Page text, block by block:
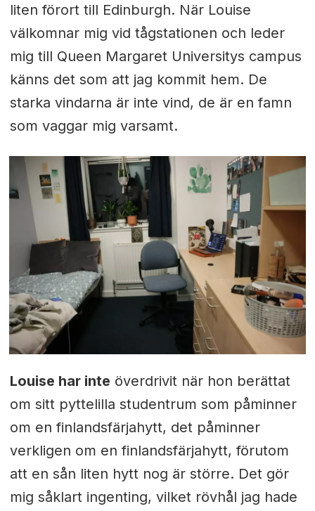
liten förort till Edinburgh. När Louise
välkomnar mig vid tågstationen och leder
mig till Queen Margaret Universitys campus
känns det som att jag kommit hem. De
starka vindarna är inte vind, de är en famn
som vaggar mig varsamt.
Louise har inte överdrivit när hon berättat
om sitt pyttelilla studentrum som påminner
om en finlandsfärjahytt, det påminner
verkligen om en finlandsfärjahytt, förutom
att en sån liten hytt nog är större. Det gör
mig såklart ingenting, vilket rövhål jag hade